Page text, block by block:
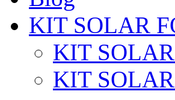
KIT SOLAR
KIT
KIT